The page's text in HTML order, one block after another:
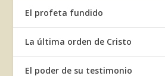
El profeta fundido
La última orden de Cristo
El poder de su testimonio